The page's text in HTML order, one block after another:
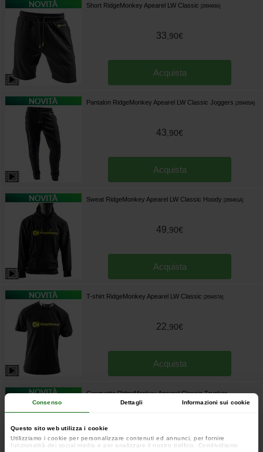
Consenso Dettagli Informazioni sui cookie
Questo sito web utilizza i cookie
Utilizziamo i cookie per personalizzare contenuti ed annunci, per fornire
funzionalità dei social media e per analizzare il nostro traffico. Condividiamo
Short RidgeMonkey Apearel LW Classic 269469A]
33 90€
Acquista
Pantalon RidgeMonkey Apearel LW Classic Joggers 269465A]
43 90€
Acquista
Sweat RidgeMonkey Apearel LW Classic Hoody 269461A]
49 90€
Acquista
T-shirt RidgeMonkey Apearel LW Classic 269457A]
22 90€
Acquista
Casquette RidgeMonkey Apearel Classic Trucker
]